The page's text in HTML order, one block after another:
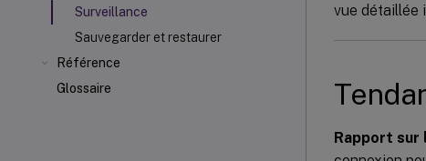
Surveillance
Sauvegarder et restaurer
Référence
Glossaire
vue détaillée
Rapport sur